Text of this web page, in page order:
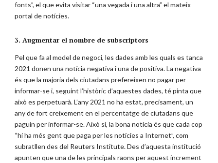
fonts”, el que evita visitar “una vegada i una altra” el mateix
portal de notícies.
3. Augmentar el nombre de subscriptors
Pel que fa al model de negoci, les dades amb les quals es tanca
2021 donen una notícia negativa i una de positiva. La negativa
és que la majoria dels ciutadans prefereixen no pagar per
informar-se i, seguint l’històric d’aquestes dades, té pinta que
això es perpetuarà. L’any 2021 no ha estat, precisament, un
any de fort creixement en el percentatge de ciutadans que
paguin per informar-se. Això sí, la bona notícia és que cada cop
“hi ha més gent que paga per les notícies a Internet”, com
subratllen des del Reuters Institute. Des d’aquesta institució
apunten que una de les principals raons per aquest increment